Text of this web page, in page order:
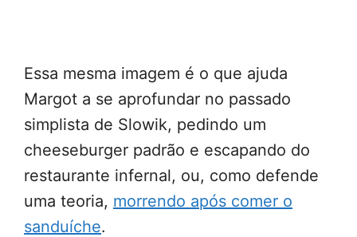
Essa mesma imagem é o que ajuda
Margot a se aprofundar no passado
simplista de Slowik, pedindo um
cheeseburger padrão e escapando do
restaurante infernal, ou, como defende
uma teoria, morrendo após comer o
sanduíche.